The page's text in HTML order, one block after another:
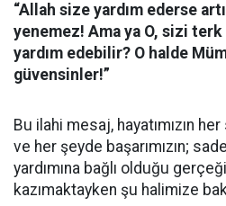
“Allah size yardım ederse
yenemez! Ama ya O, sizi
yardım edebilir? O halde
güvensinler!”
Bu ilahi mesaj, hayatımızın
ve her şeyde başarımızın;
yardımına bağlı olduğu
kazımaktayken şu halimize